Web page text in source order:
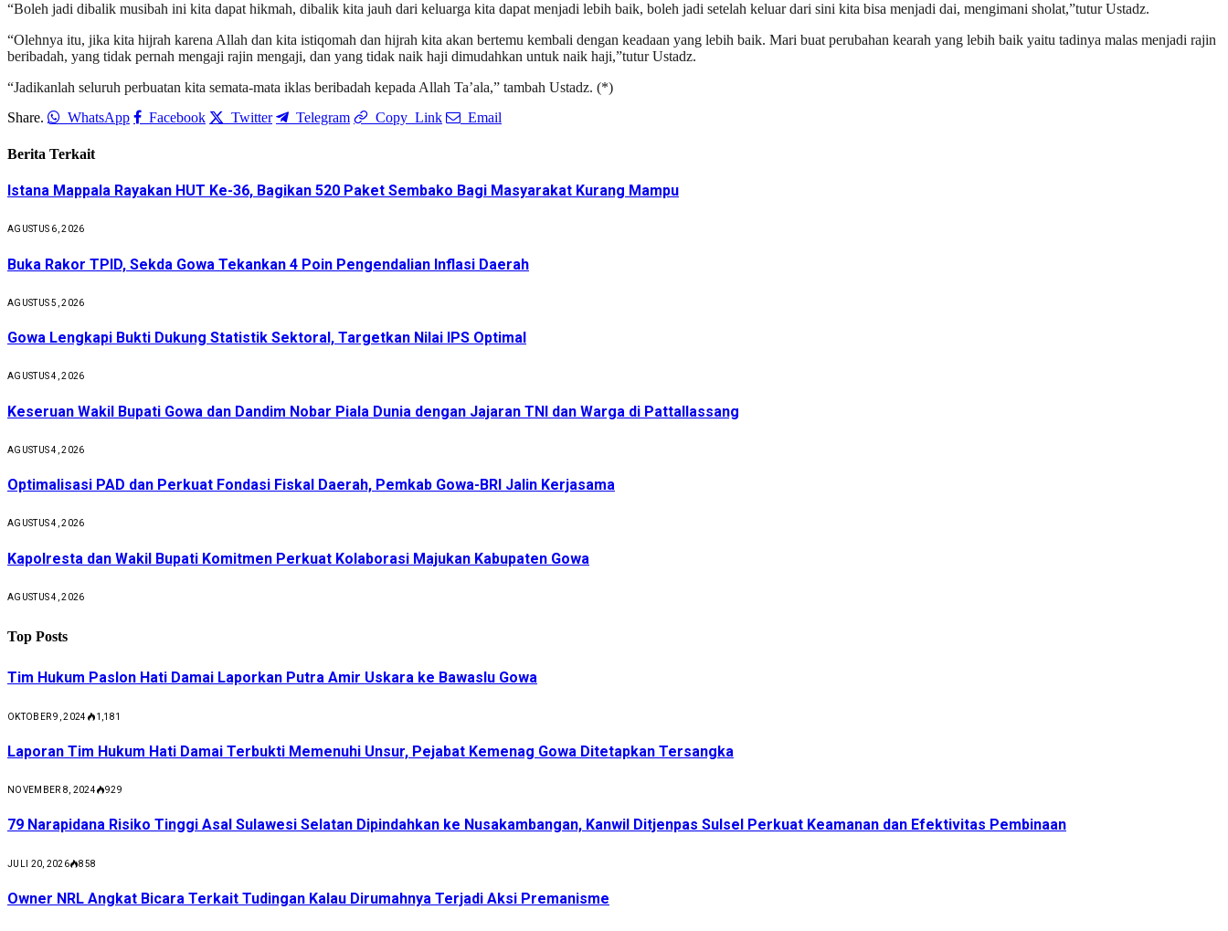
“Boleh jadi dibalik musibah ini kita dapat hikmah, dibalik kita jauh dari keluarga kita dapat menjadi lebih baik, boleh jadi setelah keluar dari sini kita bisa menjadi dai, mengimani sholat,”tutur Ustadz.
“Olehnya itu, jika kita hijrah karena Allah dan kita istiqomah dan hijrah kita akan bertemu kembali dengan keadaan yang lebih baik. Mari buat perubahan kearah yang lebih baik yaitu tadinya malas menjadi rajin
beribadah, yang tidak pernah mengaji rajin mengaji, dan yang tidak naik haji dimudahkan untuk naik haji,”tutur Ustadz.
“Jadikanlah seluruh perbuatan kita semata-mata iklas beribadah kepada Allah Ta’ala,” tambah Ustadz. (*)
Share.
WhatsApp Facebook Twitter Telegram Copy Link Email
Berita Terkait
Istana Mappala Rayakan HUT Ke-36, Bagikan 520 Paket Sembako Bagi Masyarakat Kurang Mampu
AGUSTUS 6, 2026
Buka Rakor TPID, Sekda Gowa Tekankan 4 Poin Pengendalian Inflasi Daerah
AGUSTUS 5, 2026
Gowa Lengkapi Bukti Dukung Statistik Sektoral, Targetkan Nilai IPS Optimal
AGUSTUS 4, 2026
Keseruan Wakil Bupati Gowa dan Dandim Nobar Piala Dunia dengan Jajaran TNI dan Warga di Pattallassang
AGUSTUS 4, 2026
Optimalisasi PAD dan Perkuat Fondasi Fiskal Daerah, Pemkab Gowa-BRI Jalin Kerjasama
AGUSTUS 4, 2026
Kapolresta dan Wakil Bupati Komitmen Perkuat Kolaborasi Majukan Kabupaten Gowa
AGUSTUS 4, 2026
Top Posts
Tim Hukum Paslon Hati Damai Laporkan Putra Amir Uskara ke Bawaslu Gowa
OKTOBER 9, 2024 1,181
Laporan Tim Hukum Hati Damai Terbukti Memenuhi Unsur, Pejabat Kemenag Gowa Ditetapkan Tersangka
NOVEMBER 8, 2024 929
79 Narapidana Risiko Tinggi Asal Sulawesi Selatan Dipindahkan ke Nusakambangan, Kanwil Ditjenpas Sulsel Perkuat Keamanan dan Efektivitas Pembinaan
JULI 20, 2026 858
Owner NRL Angkat Bicara Terkait Tudingan Kalau Dirumahnya Terjadi Aksi Premanisme